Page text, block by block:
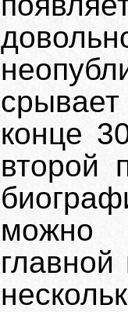
конце
второй
можно